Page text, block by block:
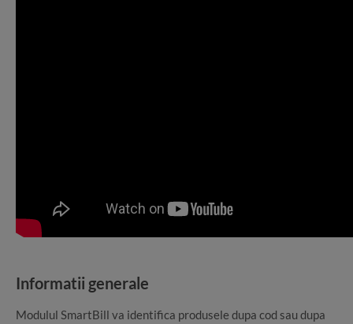
Informatii generale
Modulul SmartBill va identifica produsele dupa cod sau dupa